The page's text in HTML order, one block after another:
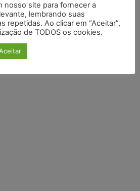
INSCREVER
de Privacidade
nosso site para fornecer a
lembrando suas
repetidas. Ao clicar em “Aceitar”,
de TODOS os cookies.